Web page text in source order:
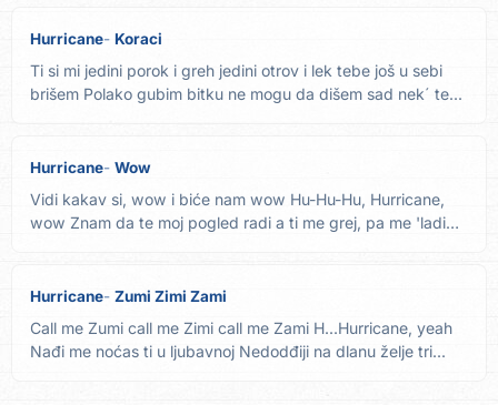
Hurricane Koraci
Ti si mi jedini porok i greh jedini otrov i lek tebe još u sebi
brišem Polako gubim bitku ne mogu da dišem sad nek´ te...
Hurricane Wow
Vidi kakav si, wow i biće nam wow Hu-Hu-Hu, Hurricane,
wow Znam da te moj pogled radi a ti me grej, pa me 'ladi
Hurricane Zumi Zimi Zami
Call me Zumi call me Zimi call me Zami H...Hurricane, yeah
Nađi me noćas ti u ljubavnoj Nedodđiji na dlanu želje tri...